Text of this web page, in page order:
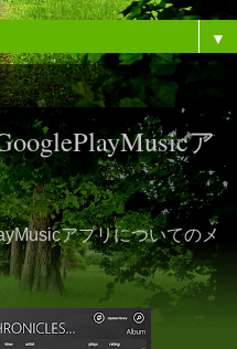
▼
ア
アプリについてのメ